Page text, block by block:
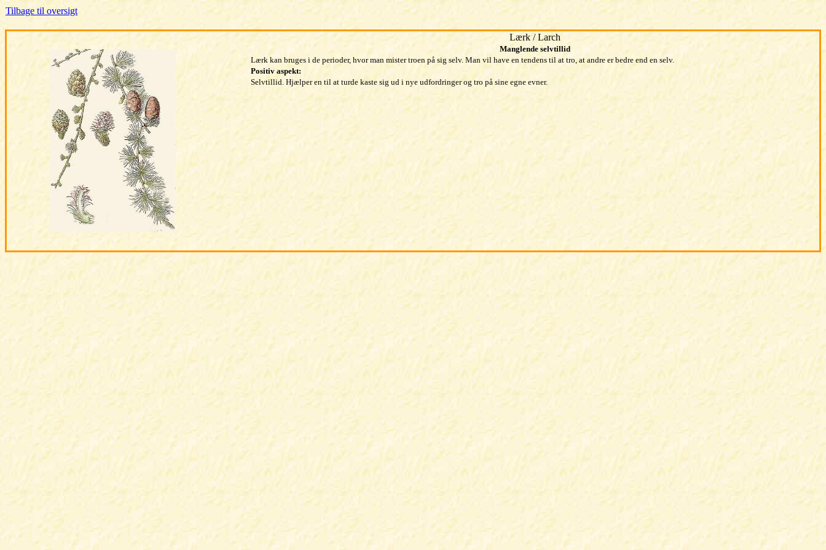
Tilbage til oversigt
Lærk / Larch
Manglende selvtillid
Lærk kan bruges i de perioder, hvor man mister troen på sig selv. Man vil have en tendens til at tro, at andre er bedre end en selv.
Positiv aspekt:
Selvtillid. Hjælper en til at turde kaste sig ud i nye udfordringer og tro på sine egne evner.